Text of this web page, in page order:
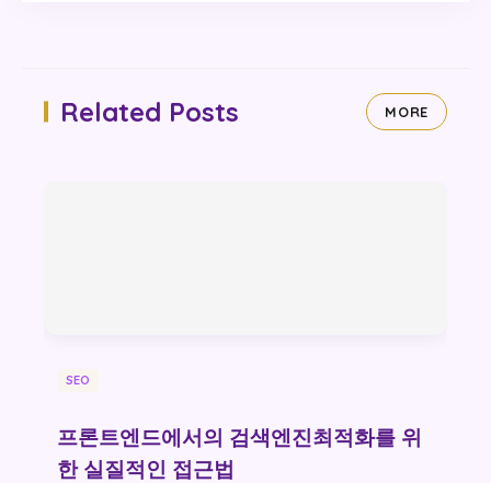
Related Posts MORE
SEO
프론트엔드에서의 검색엔진최적화를 위
한 실질적인 접근법